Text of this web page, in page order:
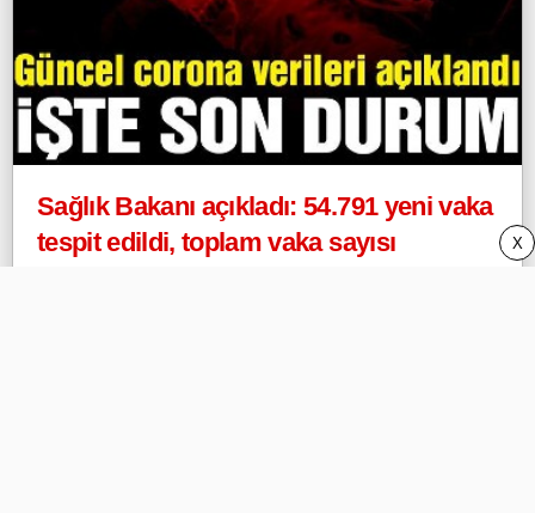
Sağlık Bakanı açıkladı: 54.791 yeni vaka
tespit edildi, toplam vaka sayısı
X